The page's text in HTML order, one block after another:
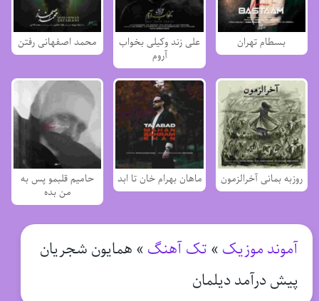
بسطام تهران
علی زند وکیلی بخواب
آروم
محمد اصفهانی رفتن
روزبه بمانی آخرالزمون ماهان بهرام خان تا ابد
حامیم قلبمو پس به
من بده
آموند موزیک » تک آهنگ » همایون شجریان
پیش درآمد دیلمان